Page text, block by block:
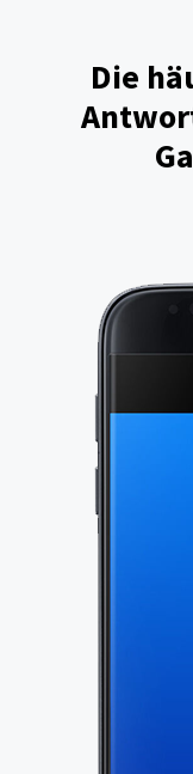
Die